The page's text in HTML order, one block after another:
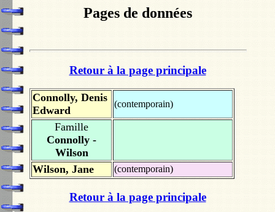
Pages de données
Retour à la page principale
Connolly, Denis
Edward
(contemporain)
Famille
Connolly -
Wilson
Wilson, Jane
(contemporain)
Retour à la page principale